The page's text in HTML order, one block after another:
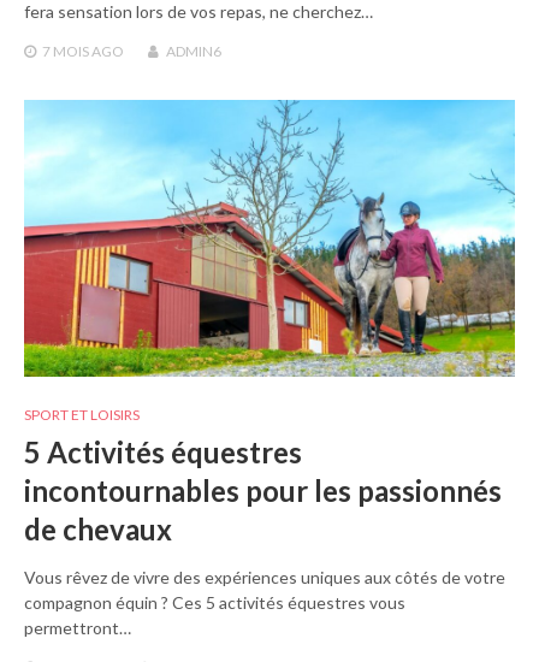
fera sensation lors de vos repas, ne cherchez…
7 MOIS AGO ADMIN6
SPORT ET LOISIRS
5 Activités équestres
incontournables pour les passionnés
de chevaux
Vous rêvez de vivre des expériences uniques aux côtés de votre
compagnon équin ? Ces 5 activités équestres vous
permettront…